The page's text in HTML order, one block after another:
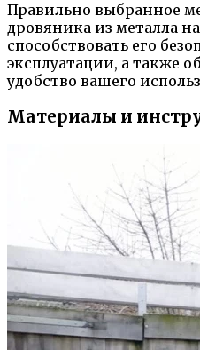
Правильно выбранное
дровяника из металла
способствовать его
эксплуатации, а также
удобство вашего
Материалы и